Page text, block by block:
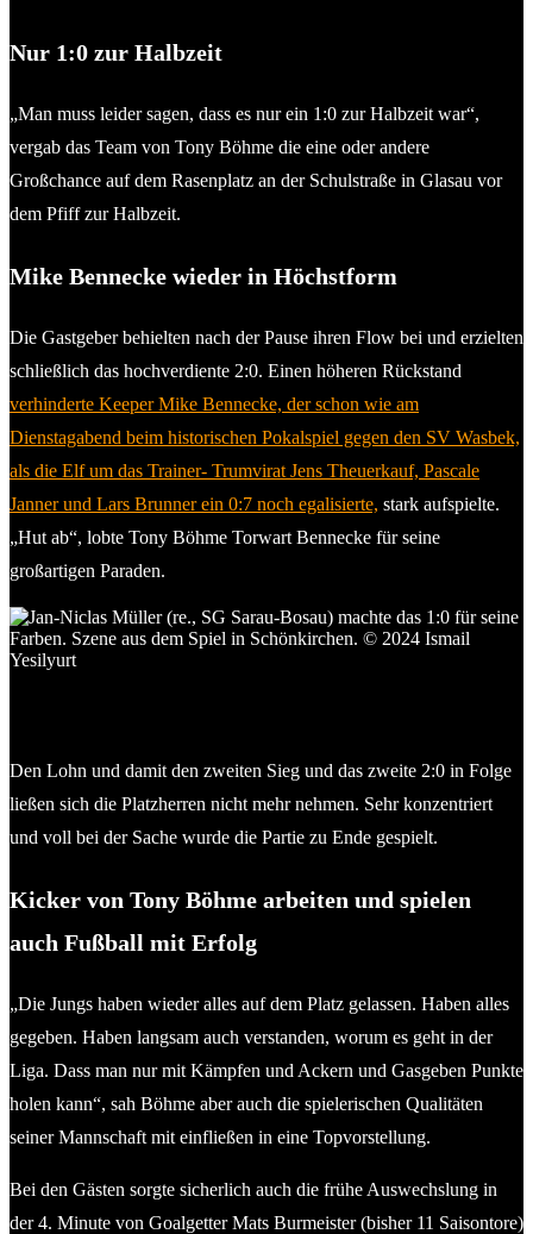
Nur 1:0 zur Halbzeit
„Man muss leider sagen, dass es nur ein 1:0 zur Halbzeit war“,
vergab das Team von Tony Böhme die eine oder andere
Großchance auf dem Rasenplatz an der Schulstraße in Glasau vor
dem Pfiff zur Halbzeit.
Mike Bennecke wieder in Höchstform
Die Gastgeber behielten nach der Pause ihren Flow bei und erzielten
schließlich das hochverdiente 2:0. Einen höheren Rückstand
verhinderte Keeper Mike Bennecke, der schon wie am
Dienstagabend beim historischen Pokalspiel gegen den SV Wasbek,
als die Elf um das Trainer- Trumvirat Jens Theuerkauf, Pascale
Janner und Lars Brunner ein 0:7 noch egalisierte, stark aufspielte.
„Hut ab“, lobte Tony Böhme Torwart Bennecke für seine
großartigen Paraden.
Den Lohn und damit den zweiten Sieg und das zweite 2:0 in Folge
ließen sich die Platzherren nicht mehr nehmen. Sehr konzentriert
und voll bei der Sache wurde die Partie zu Ende gespielt.
Kicker von Tony Böhme arbeiten und spielen
auch Fußball mit Erfolg
„Die Jungs haben wieder alles auf dem Platz gelassen. Haben alles
gegeben. Haben langsam auch verstanden, worum es geht in der
Liga. Dass man nur mit Kämpfen und Ackern und Gasgeben Punkte
holen kann“, sah Böhme aber auch die spielerischen Qualitäten
seiner Mannschaft mit einfließen in eine Topvorstellung.
Bei den Gästen sorgte sicherlich auch die frühe Auswechslung in
der 4. Minute von Goalgetter Mats Burmeister (bisher 11 Saisontore)